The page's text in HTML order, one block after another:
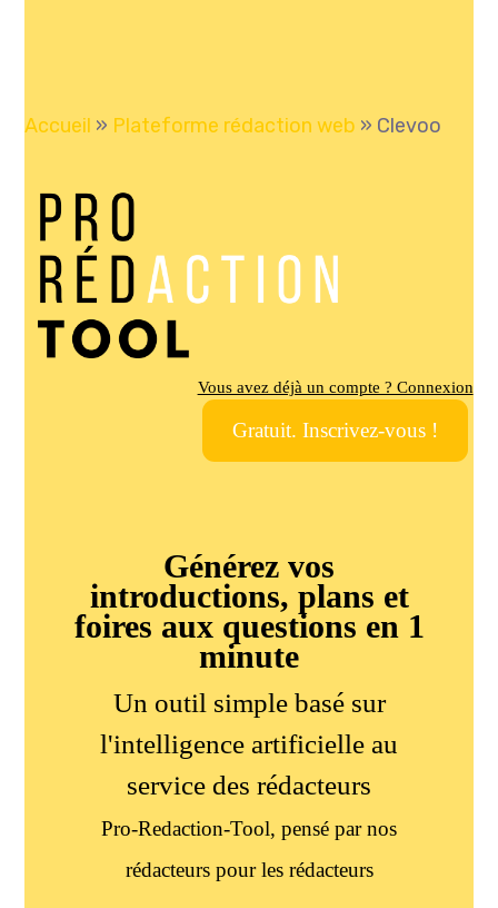
Accueil » Plateforme rédaction web » Clevoo
Vous avez déjà un compte ? Connexion
Gratuit. Inscrivez-vous !
Générez vos
introductions, plans et
foires aux questions en 1
minute
Un outil simple basé sur
l'intelligence artificielle au
service des rédacteurs
Pro-Redaction-Tool, pensé par nos
rédacteurs pour les rédacteurs